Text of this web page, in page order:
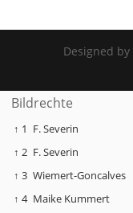
Designed by
Bildrechte
↑ 1 F. Severin
↑ 2 F. Severin
↑ 3 Wiemert-Goncalves
↑ 4 Maike Kummert